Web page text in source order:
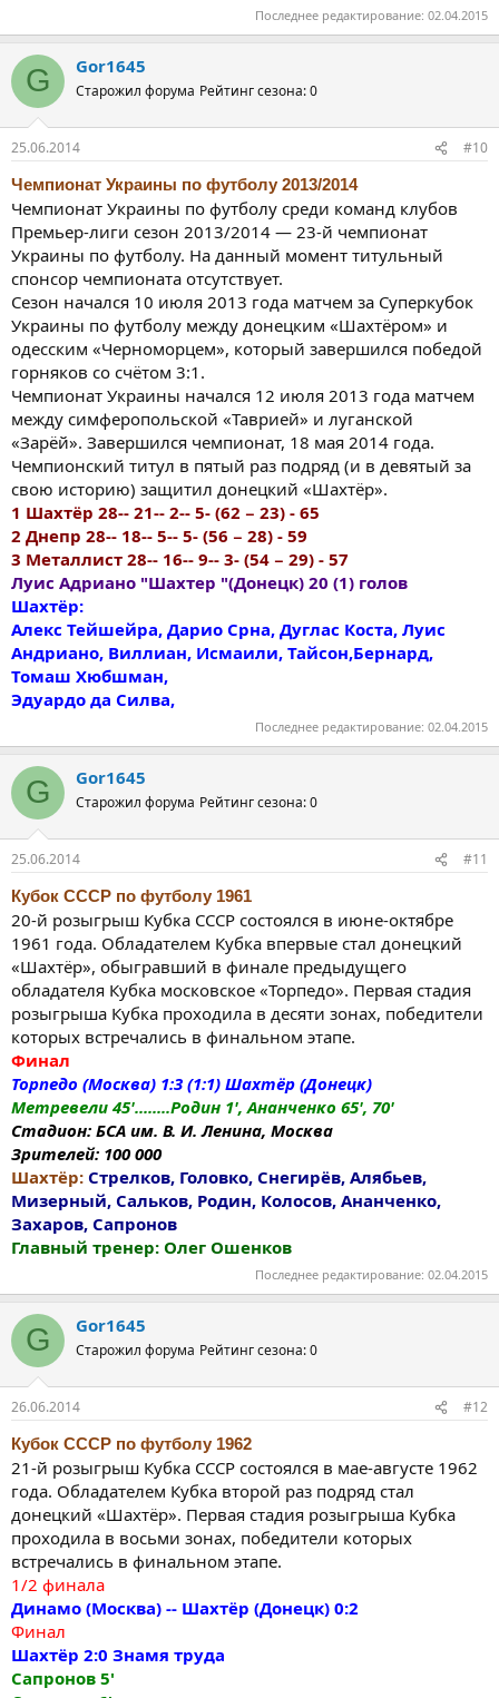
Последнее редактирование: 02.04.2015
G Gor1645
Старожил форума Рейтинг сезона: 0
25.06.2014
#10
Чемпионат Украины по футболу 2013/2014
Чемпионат Украины по футболу среди команд клубов
Премьер-лиги сезон 2013/2014 — 23-й чемпионат
Украины по футболу. На данный момент титульный
спонсор чемпионата отсутствует.
Сезон начался 10 июля 2013 года матчем за Суперкубок
Украины по футболу между донецким «Шахтёром» и
одесским «Черноморцем», который завершился победой
горняков со счётом 3:1.
Чемпионат Украины начался 12 июля 2013 года матчем
между симферопольской «Таврией» и луганской
«Зарёй». Завершился чемпионат, 18 мая 2014 года.
Чемпионский титул в пятый раз подряд (и в девятый за
свою историю) защитил донецкий «Шахтёр».
1 Шахтёр 28-- 21-- 2-- 5- (62 − 23) - 65
2 Днепр 28-- 18-- 5-- 5- (56 − 28) - 59
3 Металлист 28-- 16-- 9-- 3- (54 − 29) - 57
Луис Адриано "Шахтер "(Донецк) 20 (1) голов
Шахтёр:
Алекс Тейшейра, Дарио Срна, Дуглас Коста, Луис
Андриано, Виллиан, Исмаили, Тайсон,Бернард,
Томаш Хюбшман,
Эдуардо да Силва,
Последнее редактирование: 02.04.2015
G Gor1645
Старожил форума Рейтинг сезона: 0
25.06.2014
#11
Кубок СССР по футболу 1961
20-й розыгрыш Кубка СССР состоялся в июне-октябре
1961 года. Обладателем Кубка впервые стал донецкий
«Шахтёр», обыгравший в финале предыдущего
обладателя Кубка московское «Торпедо». Первая стадия
розыгрыша Кубка проходила в десяти зонах, победители
которых встречались в финальном этапе.
Финал
Торпедо (Москва) 1:3 (1:1) Шахтёр (Донецк)
Метревели 45'........Родин 1', Ананченко 65', 70'
Стадион: БСА им. В. И. Ленина, Москва
Зрителей: 100 000
Шахтёр: Стрелков, Головко, Снегирёв, Алябьев,
Мизерный, Сальков, Родин, Колосов, Ананченко,
Захаров, Сапронов
Главный тренер: Олег Ошенков
Последнее редактирование: 02.04.2015
G Gor1645
Старожил форума Рейтинг сезона: 0
26.06.2014
#12
Кубок СССР по футболу 1962
21-й розыгрыш Кубка СССР состоялся в мае-августе 1962
года. Обладателем Кубка второй раз подряд стал
донецкий «Шахтёр». Первая стадия розыгрыша Кубка
проходила в восьми зонах, победители которых
встречались в финальном этапе.
1/2 финала
Динамо (Москва) -- Шахтёр (Донецк) 0:2
Финал
Шахтёр 2:0 Знамя труда
Сапронов 5'